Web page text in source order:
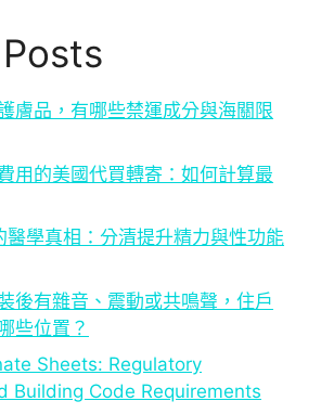
膚品，有哪些禁運成分與海關限
用的美國代買轉寄：如何計算最
醫學真相：分清提升精力與性功能
後有雜音、震動或共鳴聲，住戶
些位置？
Sheets: Regulatory
Building Code Requirements